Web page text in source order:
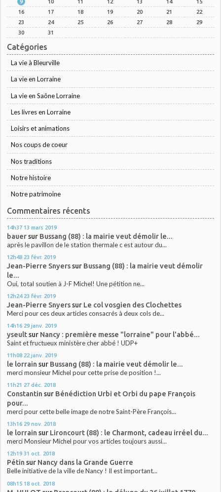
9 10 11 12 13 14
15
16
17 18 19 20 21
22
23
24 25 26 27 28
29
30
31
Catégories
La vie à Bleurville
La vie en Lorraine
La vie en Saône Lorraine
Les livres en Lorraine
Loisirs et animations
Nos coups de coeur
Nos traditions
Notre histoire
Notre patrimoine
Commentaires récents
14h37 13 mars 2019
bauersur Bussang (88) : la mairie veut démolir le...
après le pavillon de le station thermale c est autour du...
12h48 23 févr. 2019
Jean-Pierre Snyerssur Bussang (88) : la mairie veut démolir
le...
Oui, total soutien à J-F Michel! Une pétition ne...
12h24 23 févr. 2019
Jean-Pierre Snyerssur Le col vosgien des Clochettes
Merci pour ces deux articles consacrés à deux cols de...
14h16 29 janv. 2019
yseultsur Nancy : première messe "lorraine" pour l'abbé...
Saint et fructueux ministère cher abbé ! UDP+
11h08 22 janv. 2019
le lorrain sur Bussang (88) : la mairie veut démolir le...
merci monsieur Michel pour cette prise de position !...
11h21 27 déc. 2018
Constantin sur Bénédiction Urbi et Orbi du pape François
pour...
merci pour cette belle image de notre Saint-Père François...
13h16 29 nov. 2018
le lorrain sur Lironcourt (88) : le Charmont, cadeau irréel du...
merci Monsieur Michel pour vos articles toujours aussi...
12h19 31 oct. 2018
Pétin sur Nancy dans la Grande Guerre
Belle initiative de la ville de Nancy ! Il est important...
08h15 18 oct. 2018